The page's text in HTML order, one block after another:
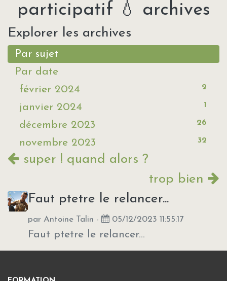
participatif 💧 archives
Explorer les archives
Par sujet
Par date
février 2024
2
janvier 2024 1
décembre 2023 26
novembre 2023 32
super ! quand alors ?
trop bien
Faut ptetre le relancer...
par Antoine Talin - 05/12/2023 11:55:17
Faut ptetre le relancer...